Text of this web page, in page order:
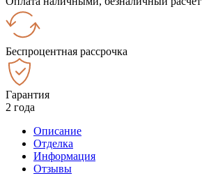
Беспроцентная рассрочка
Гарантия
2 года
Описание
Отделка
Информация
Отзывы